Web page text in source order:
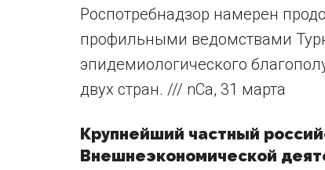
Роспотребнадзор намерен
профильными ведомствами
эпидемиологического
двух стран. /// nCa, 31 марта
Крупнейший частный
Внешнеэкономической